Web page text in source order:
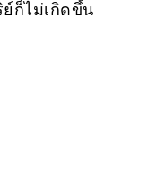
ก็ไม่เกิดขึ้น